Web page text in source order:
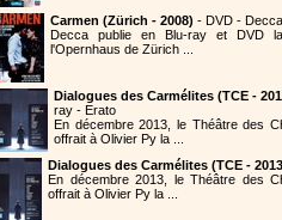
Carmen (Zürich - 2008) - DVD - Decca
Decca publie en Blu-ray et DVD
l'Opernhaus de Zürich ...
Dialogues des Carmélites (TCE -
ray - Erato
En décembre 2013, le Théâtre des
offrait à Olivier Py la ...
Dialogues des Carmélites (TCE -
En décembre 2013, le Théâtre des
offrait à Olivier Py la ...